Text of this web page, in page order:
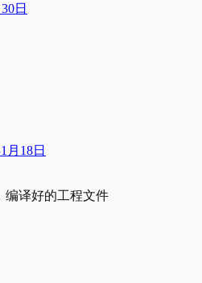
日
月18日
编译好的工程文件